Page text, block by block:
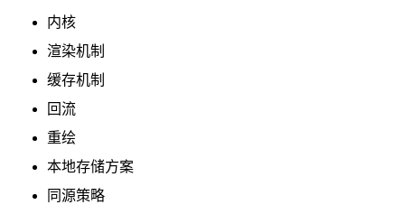
内核
渲染机制
缓存机制
回流
重绘
本地存储方案
同源策略